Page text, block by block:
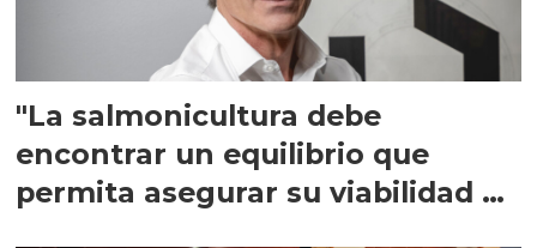
"La salmonicultura debe
encontrar un equilibrio que
permita asegurar su viabilidad de